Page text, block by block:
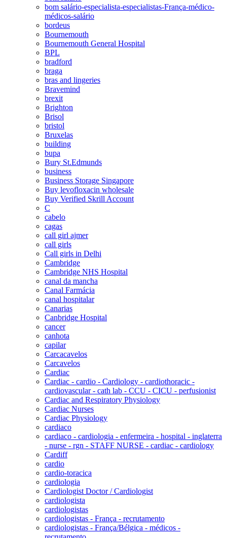
bom salário-especialista-especialistas-França-médico-
médicos-salário
bordeus
Bournemouth
Bournemouth General Hospital
BPL
bradford
braga
bras and lingeries
Bravemind
brexit
Brighton
Brisol
bristol
Bruxelas
building
bupa
Bury St.Edmunds
business
Business Storage Singapore
Buy levofloxacin wholesale
Buy Verified Skrill Account
C
cabelo
cagas
call girl ajmer
call girls
Call girls in Delhi
Cambridge
Cambridge NHS Hospital
canal da mancha
Canal Farmácia
canal hospitalar
Canarias
Canbridge Hospital
cancer
canhota
capilar
Carcacavelos
Carcavelos
Cardiac
Cardiac - cardio - Cardiology - cardiothoracic -
cardiovascular - cath lab - CCU - CICU - perfusionist
Cardiac and Respiratory Physiology
Cardiac Nurses
Cardiac Physiology
cardiaco
cardiaco - cardiologia - enfermeira - hospital - inglaterra
- nurse - rgn - STAFF NURSE - cardiac - cardiology
Cardiff
cardio
cardio-toracica
cardiologia
Cardiologist Doctor / Cardiologist
cardiologista
cardiologistas
cardiologistas - França - recrutamento
cardiologistas - França/Bélgica - médicos -